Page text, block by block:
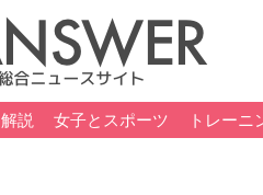
解説 女子とスポーツ トレーニ